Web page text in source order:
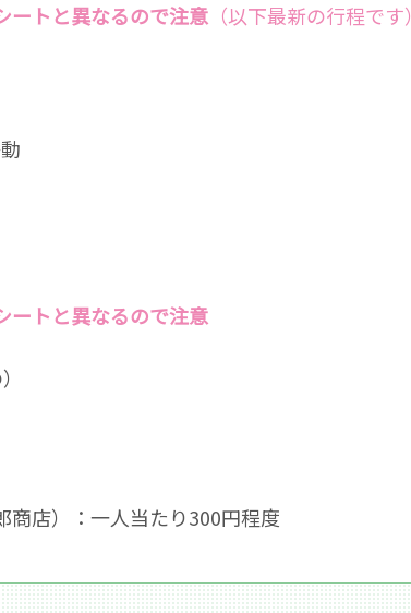
ートと異なるので注意 （以下最新の行程です）
ートと異なるので注意
商店）：一人当たり300円程度